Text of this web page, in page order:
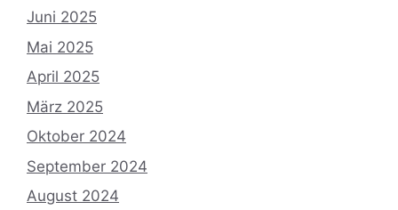
Juni 2025
Mai 2025
April 2025
März 2025
Oktober 2024
September 2024
August 2024